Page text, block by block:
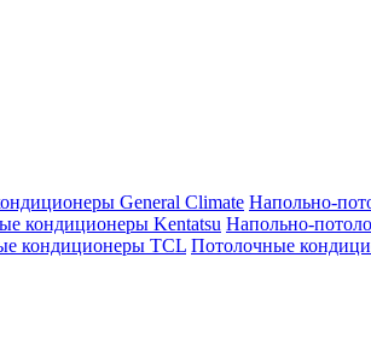
General Climate Напольно-
кондиционеры Kentatsu Напольно-
кондиционеры TCL Потолочные